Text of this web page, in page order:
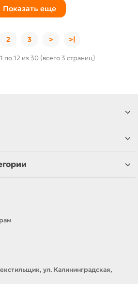
Показать еще
2 3 > >|
по 12 из 30 (всего 3 страниц)
ул. Калининградская,